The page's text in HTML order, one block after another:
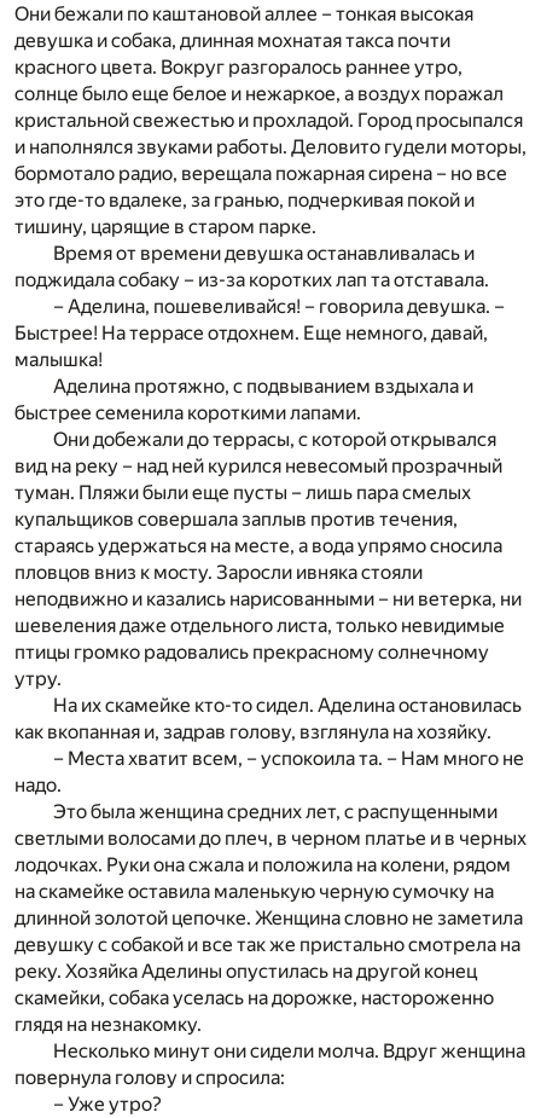
Они бежали по каштановой аллее – тонкая высокая
девушка и собака, длинная мохнатая такса почти
красного цвета. Вокруг разгоралось раннее утро,
солнце было еще белое и нежаркое, а воздух поражал
кристальной свежестью и прохладой. Город просыпался
и наполнялся звуками работы. Деловито гудели моторы,
бормотало радио, верещала пожарная сирена – но все
это где-то вдалеке, за гранью, подчеркивая покой и
тишину, царящие в старом парке.
Время от времени девушка останавливалась и
поджидала собаку – из-за коротких лап та отставала.
– Аделина, пошевеливайся! – говорила девушка. –
Быстрее! На террасе отдохнем. Еще немного, давай,
малышка!
Аделина протяжно, с подвыванием вздыхала и
быстрее семенила короткими лапами.
Они добежали до террасы, с которой открывался
вид на реку – над ней курился невесомый прозрачный
туман. Пляжи были еще пусты – лишь пара смелых
купальщиков совершала заплыв против течения,
стараясь удержаться на месте, а вода упрямо сносила
пловцов вниз к мосту. Заросли ивняка стояли
неподвижно и казались нарисованными – ни ветерка, ни
шевеления даже отдельного листа, только невидимые
птицы громко радовались прекрасному солнечному
утру.
На их скамейке кто-то сидел. Аделина остановилась
как вкопанная и, задрав голову, взглянула на хозяйку.
– Места хватит всем, – успокоила та. – Нам много не
надо.
Это была женщина средних лет, с распущенными
светлыми волосами до плеч, в черном платье и в черных
лодочках. Руки она сжала и положила на колени, рядом
на скамейке оставила маленькую черную сумочку на
длинной золотой цепочке. Женщина словно не заметила
девушку с собакой и все так же пристально смотрела на
реку. Хозяйка Аделины опустилась на другой конец
скамейки, собака уселась на дорожке, настороженно
глядя на незнакомку.
Несколько минут они сидели молча. Вдруг женщина
повернула голову и спросила:
– Уже утро?